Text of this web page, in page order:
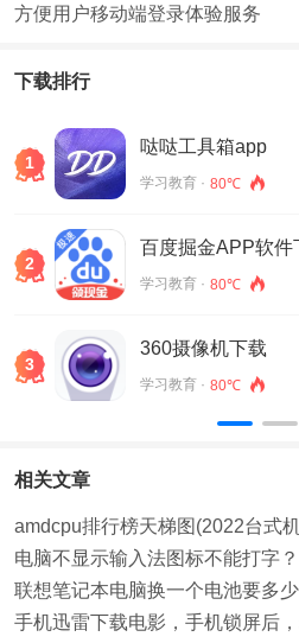
方便用户移动端登录体验服务
下载排行
1
哒哒工具箱app
学习教育 · 80℃
2
百度掘金APP软件
学习教育 · 80℃
3
360摄像机下载
学习教育 · 80℃
相关文章
amdcpu排行榜天梯图(2022台式
电脑不显示输入法图标不能打字？
联想笔记本电脑换一个电池要多少